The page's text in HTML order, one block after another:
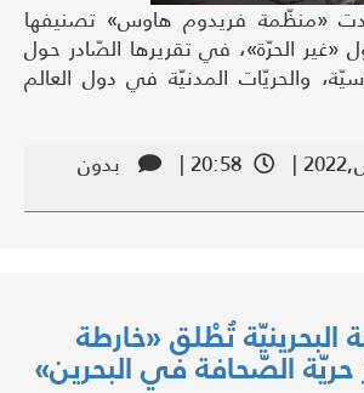
«منظّمة فريدوم هاوس» تصنيفها
الحرّة»، في تقريرها الصّادر حول
والحريّات المدنيّة في دول العالم
20:58 |
بدون
البحرينيّة تُطْلق «خارطة
حريّة الصّحافة في البحرين»